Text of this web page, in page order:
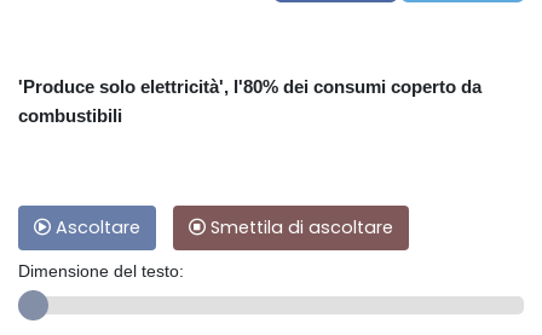
'Produce solo elettricità', l'80% dei consumi coperto da
combustibili
Ascoltare Smettila di ascoltare
Dimensione del testo: